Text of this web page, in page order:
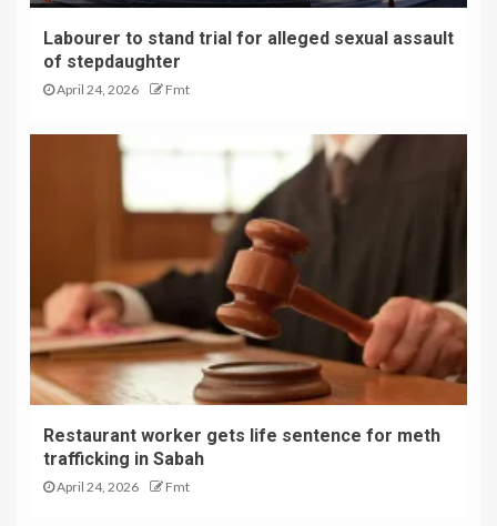
Labourer to stand trial for alleged sexual assault
of stepdaughter
April 24, 2026 Fmt
Restaurant worker gets life sentence for meth
trafficking in Sabah
April 24, 2026 Fmt